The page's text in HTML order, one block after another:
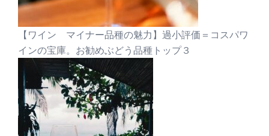
【ワイン マイナー品種の魅力】過小評価＝コスパワ
インの宝庫。お勧めぶどう品種トップ３